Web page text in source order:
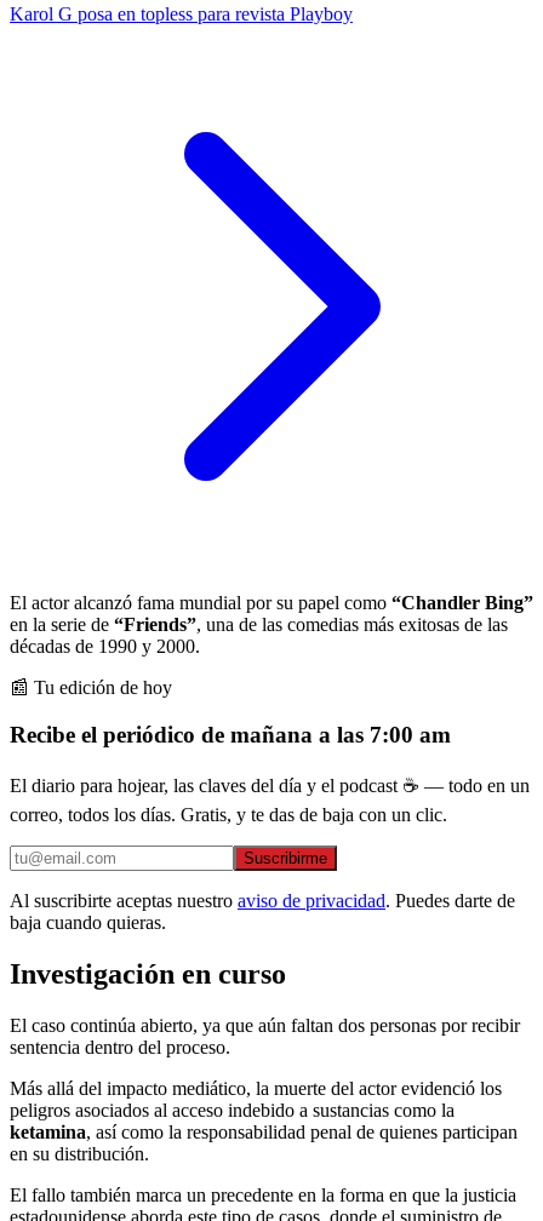
Karol G posa en topless para revista Playboy
El actor alcanzó fama mundial por su papel como “Chandler Bing”
en la serie de “Friends”, una de las comedias más exitosas de las
décadas de 1990 y 2000.
📰 Tu edición de hoy
Recibe el periódico de mañana a las 7:00 am
El diario para hojear, las claves del día y el podcast ☕ — todo en un
correo, todos los días. Gratis, y te das de baja con un clic.
Suscribirme
Al suscribirte aceptas nuestro aviso de privacidad. Puedes darte de
baja cuando quieras.
Investigación en curso
El caso continúa abierto, ya que aún faltan dos personas por recibir
sentencia dentro del proceso.
Más allá del impacto mediático, la muerte del actor evidenció los
peligros asociados al acceso indebido a sustancias como la
ketamina, así como la responsabilidad penal de quienes participan
en su distribución.
El fallo también marca un precedente en la forma en que la justicia
estadounidense aborda este tipo de casos, donde el suministro de